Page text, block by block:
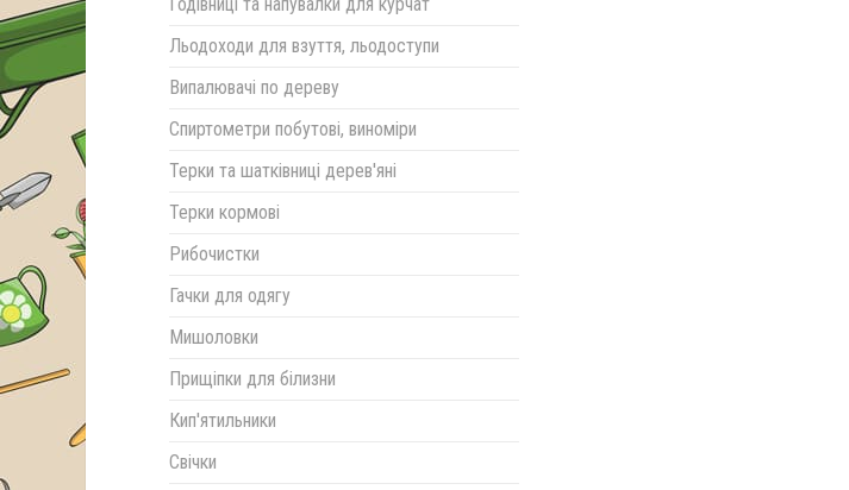
Льодоходи для взуття, льодоступи
Випалювачі по дереву
Спиртометри побутові, виноміри
Терки та шатківниці дерев'яні
Терки кормові
Рибочистки
Гачки для одягу
Мишоловки
Прищіпки для білизни
Кип'ятильники
Свічки